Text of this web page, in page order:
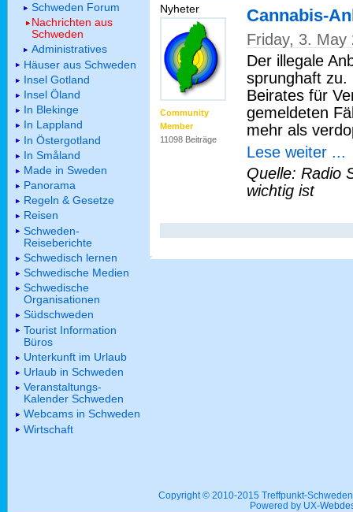
Nyheter
Community
Member
11098 Beiträge
Cannabis-
Friday, 3. May
Der illegale
sprunghaft zu.
Beirates für
gemeldeten
mehr als
Lese weiter ...
Quelle: Radio
wichtig ist
Schweden Forum
Nachrichten aus
Schweden
Administratives
Häuser aus Schweden
Insel Gotland
Insel Öland
In Blekinge
In Lappland
In Östergotland
In Småland
Made in Sweden
Panorama
Regeln & Gesetze
Reisen
Schweden-
Reiseberichte
Schwedisch lernen
Schwedische Medien
Schwedische
Organisationen
Südschweden
Tourist Information
Büros
Unterkunft im Urlaub
Urlaub in Schweden
Veranstaltungs-
Kalender Schweden
Webcams in Schweden
Wirtschaft
Copyright © 2010-2015 Treffpunkt-
Powered by UX-